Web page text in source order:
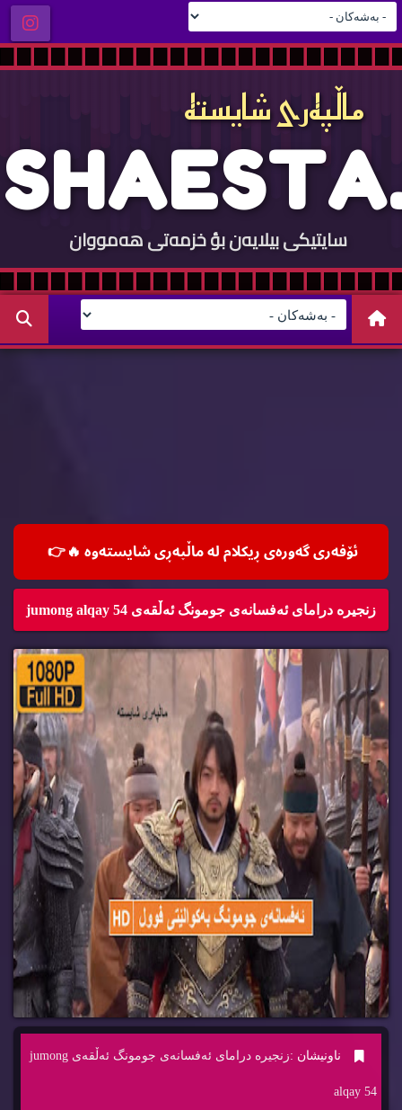
ماڵپه‌ری شایسته‌
SHAESTA.
COM
سایتيكی بيلایه‌ن بؤ خزمه‌تی هه‌مووان
ئۆفه‌ری گه‌وره‌ی ڕیكلام له‌ ماڵپه‌ڕی شایسته‌وه‌ 🔥👉
زنجیره‌ درامای ئه‌فسانه‌ی جومونگ ئه‌ڵقه‌ی jumong alqay 54
ناونیشان : زنجیره‌ درامای ئه‌فسانه‌ی جومونگ ئه‌ڵقه‌ی jumong
alqay 54